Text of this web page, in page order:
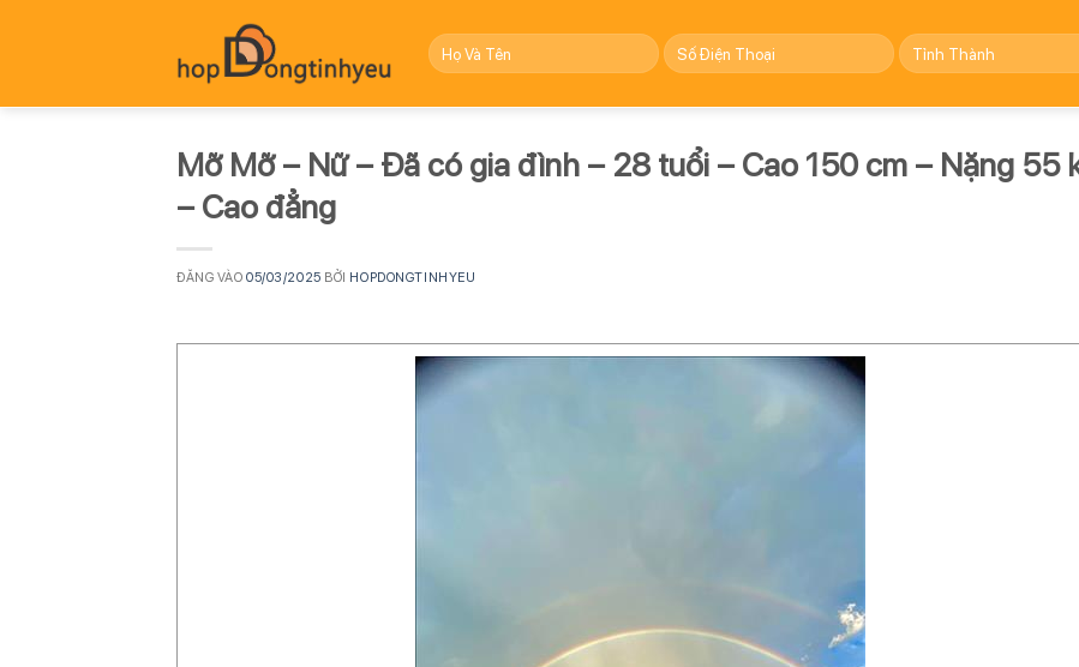
dung
Mỡ Mỡ – Nữ – Đã có gia đình – 28 tuổi – Cao 150 cm – Nặng 55
– Cao đẳng
ĐĂNG VÀO05/03/2025 BỞI HOPDONGTINHYEU